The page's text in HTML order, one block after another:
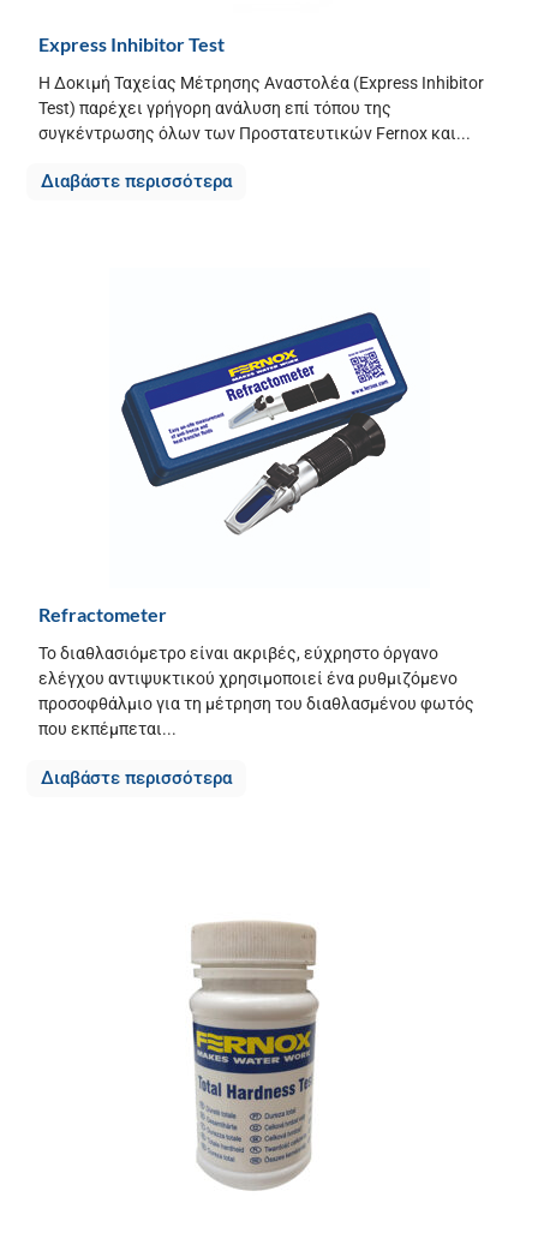
Express Inhibitor Test
Η Δοκιμή Ταχείας Μέτρησης Αναστολέα (Express Inhibitor
Test) παρέχει γρήγορη ανάλυση επί τόπου της
συγκέντρωσης όλων των Προστατευτικών Fernox και...
Διαβάστε περισσότερα
Refractometer
Το διαθλασιόμετρο είναι ακριβές, εύχρηστο όργανο
ελέγχου αντιψυκτικού χρησιμοποιεί ένα ρυθμιζόμενο
προσοφθάλμιο για τη μέτρηση του διαθλασμένου φωτός
που εκπέμπεται...
Διαβάστε περισσότερα